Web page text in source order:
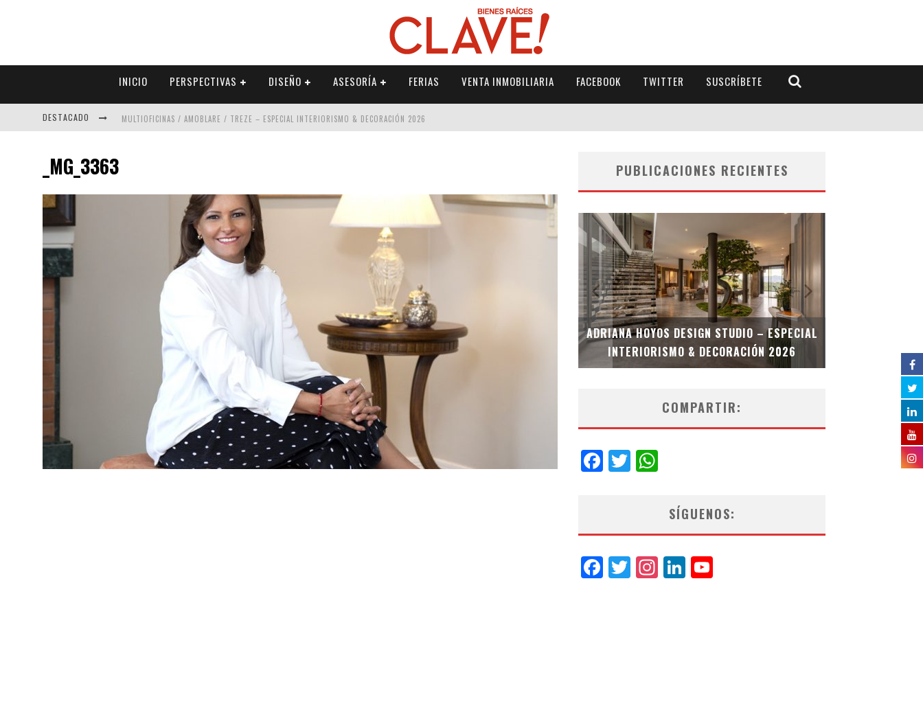
INICIO PERSPECTIVAS DISEÑO ASESORÍA FERIAS VENTA INMOBILIARIA FACEBOOK TWITTER SUSCRÍBETE
DESTACADO MULTIOFICINAS / AMOBLARE / TREZE – ESPECIAL INTERIORISMO & DECORACIÓN 2026
ADRIANA HOYOS DESIGN STUDIO – ESPECIAL INTERIORISMO & DECORACIÓN 2026
_MG_3363 PUBLICACIONES RECIENTES
MUBB DESIGN STUDIO – ESPECIAL
INTERIORISMO & DECORACIÓN 2026
ADRIANA HOYOS DESIGN STUDIO – ESPECIAL
INTERIORISMO & DECORACIÓN 2026
COMPARTIR:
Facebook
Twitter
SÍGUENOS:
Facebook
Twitter
Instagram
LinkedIn